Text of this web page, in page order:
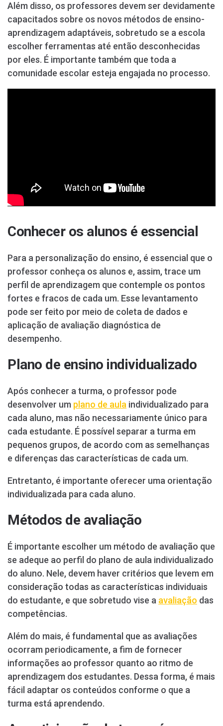
Além disso, os professores devem ser devidamente
capacitados sobre os novos métodos de ensino-
aprendizagem adaptáveis, sobretudo se a escola
escolher ferramentas até então desconhecidas
por eles. É importante também que toda a
comunidade escolar esteja engajada no processo.
Conhecer os alunos é essencial
Para a personalização do ensino, é essencial que o
professor conheça os alunos e, assim, trace um
perfil de aprendizagem que contemple os pontos
fortes e fracos de cada um. Esse levantamento
pode ser feito por meio de coleta de dados e
aplicação de avaliação diagnóstica de
desempenho.
Plano de ensino individualizado
Após conhecer a turma, o professor pode
desenvolver um plano de aula individualizado para
cada aluno, mas não necessariamente único para
cada estudante. É possível separar a turma em
pequenos grupos, de acordo com as semelhanças
e diferenças das características de cada um.
Entretanto, é importante oferecer uma orientação
individualizada para cada aluno.
Métodos de avaliação
É importante escolher um método de avaliação que
se adeque ao perfil do plano de aula individualizado
do aluno. Nele, devem haver critérios que levem em
consideração todas as características individuais
do estudante, e que sobretudo vise a avaliação das
competências.
Além do mais, é fundamental que as avaliações
ocorram periodicamente, a fim de fornecer
informações ao professor quanto ao ritmo de
aprendizagem dos estudantes. Dessa forma, é mais
fácil adaptar os conteúdos conforme o que a
turma está aprendendo.